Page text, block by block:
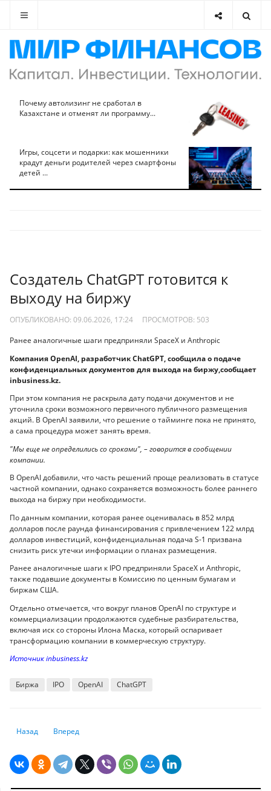
Почему автолизинг не сработал в
Казахстане и отменят ли программу...
Игры, соцсети и подарки: как мошенники
крадут деньги родителей через смартфоны
детей ...
Создатель ChatGPT готовится к
выходу на биржу
ОПУБЛИКОВАНО: 09.06.2026, 17:24 ПРОСМОТРОВ: 503
Ранее аналогичные шаги предприняли SpaceX и Anthropic
Компания OpenAI, разработчик ChatGPT, сообщила о подаче
конфиденциальных документов для выхода на биржу,сообщает
inbusiness.kz.
При этом компания не раскрыла дату подачи документов и не
уточнила сроки возможного первичного публичного размещения
акций. В OpenAI заявили, что решение о тайминге пока не принято,
а сама процедура может занять время.
"Мы еще не определились со сроками", – говорится в сообщении
компании.
В OpenAI добавили, что часть решений проще реализовать в статусе
частной компании, однако сохраняется возможность более раннего
выхода на биржу при необходимости.
По данным компании, которая ранее оценивалась в 852 млрд
долларов после раунда финансирования с привлечением 122 млрд
долларов инвестиций, конфиденциальная подача S-1 призвана
снизить риск утечки информации о планах размещения.
Ранее аналогичные шаги к IPO предприняли SpaceX и Anthropic,
также подавшие документы в Комиссию по ценным бумагам и
биржам США.
Отдельно отмечается, что вокруг планов OpenAI по структуре и
коммерциализации продолжаются судебные разбирательства,
включая иск со стороны Илона Маска, который оспаривает
трансформацию компании в коммерческую структуру.
Источник inbusiness.kz
Биржа IPO OpenAI ChatGPT
Предыдущий: Кто обошел Samsung и стал самой дорогой компанией
Назад Следующий: С июня маркетплейсы перейдут на новую
Вперед